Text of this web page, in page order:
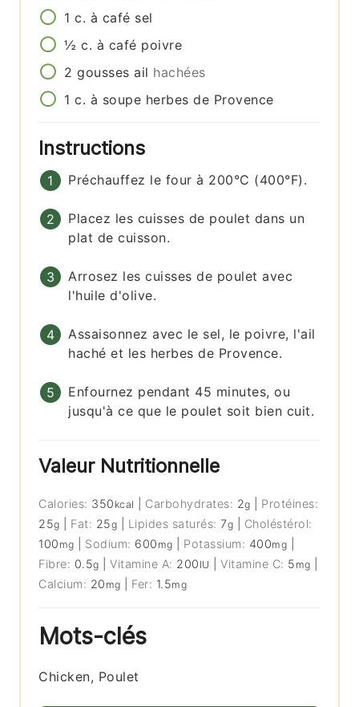
1 c. à café sel
½ c. à café poivre
2 gousses ail hachées
1 c. à soupe herbes de Provence
Instructions
Préchauffez le four à 200°C (400°F).
Placez les cuisses de poulet dans un
plat de cuisson.
Arrosez les cuisses de poulet avec
l'huile d'olive.
Assaisonnez avec le sel, le poivre, l'ail
haché et les herbes de Provence.
Enfournez pendant 45 minutes, ou
jusqu'à ce que le poulet soit bien cuit.
Valeur Nutritionnelle
Calories: 350 kcal Carbohydrates: 2g
Protéines:
25g Fat: 25g Lipides saturés:7g
Choléstérol:
100 mg Sodium: 600 mg Potassium: 400mg
Fibre: 0.5g |Vitamine A: 200 IU |Vitamine C: 5 mg
Calcium: 20 mg Fer: 1.5mg
Mots-clés
Chicken, Poulet